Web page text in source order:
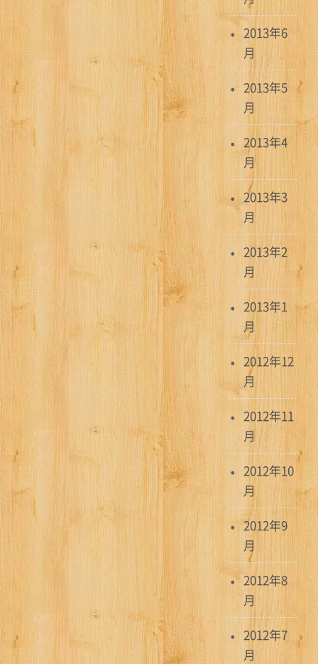
2013年6
月
2013年5
月
2013年4
月
2013年3
月
2013年2
月
2013年1
月
2012年12
月
2012年11
月
2012年10
月
2012年9
月
2012年8
月
2012年7
月